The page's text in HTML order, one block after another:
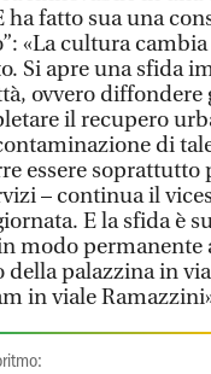
ha fatto sua una
«La cultura
Si apre una sfida
ovvero
il recupero
di
essere
– continua il
E la sfida è
modo permanente
della palazzina in
in viale